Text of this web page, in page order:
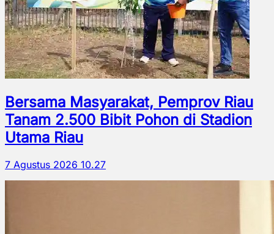
Bersama Masyarakat, Pemprov Riau
Tanam 2.500 Bibit Pohon di Stadion
Utama Riau
7 Agustus 2026 10.27